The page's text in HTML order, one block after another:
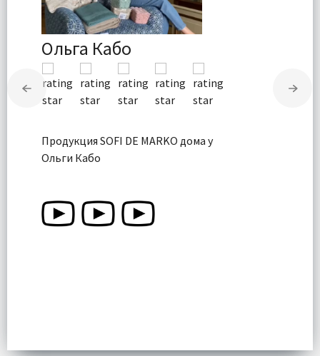
Ольга Кабо
Продукция SOFI DE MARKO дома у
Ольги Кабо